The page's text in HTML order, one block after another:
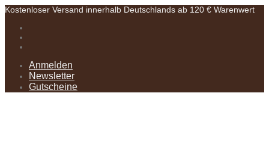
Kostenloser Versand innerhalb Deutschlands ab 120 € Warenwert
Anmelden
Newsletter
Gutscheine